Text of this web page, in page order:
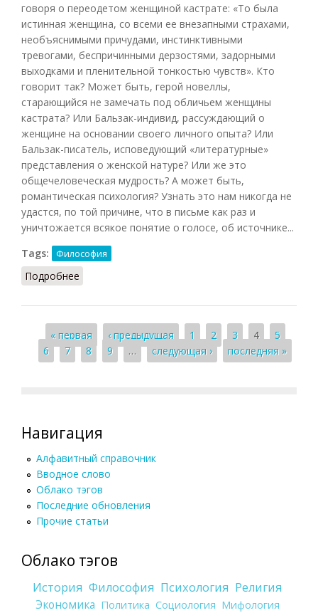
говоря о переодетом женщиной кастрате: «То была
истинная женщина, со всеми ее внезапными страхами,
необъяснимыми причудами, инстинктивными
тревогами, беспричинными дерзостями, задорными
выходками и пленительной тонкостью чувств». Кто
говорит так? Может быть, герой новеллы,
старающийся не замечать под обличьем женщины
кастрата? Или Бальзак-индивид, рассуждающий о
женщине на основании своего личного опыта? Или
Бальзак-писатель, исповедующий «литературные»
представления о женской натуре? Или же это
общечеловеческая мудрость? А может быть,
романтическая психология? Узнать это нам никогда не
удастся, по той причине, что в письме как раз и
уничтожается всякое понятие о голосе, об источнике...
Tags:
Философия
Подробнее
Страницы
« первая ‹ предыдущая 1 2 3 4
5
6
7 8 9 … следующая › последняя »
Навигация
Алфавитный справочник
Вводное слово
Облако тэгов
Последние обновления
Прочие статьи
Облако тэгов
История Философия Психология Религия
Экономика Политика Социология Мифология